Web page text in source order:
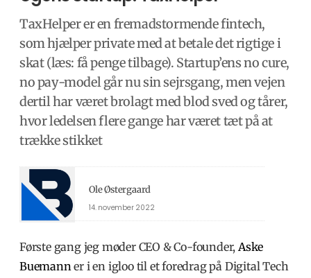
TaxHelper er en fremadstormende fintech,
som hjælper private med at betale det rigtige i
skat (læs: få penge tilbage). Startup’ens no cure,
no pay-model går nu sin sejrsgang, men vejen
dertil har været brolagt med blod sved og tårer,
hvor ledelsen flere gange har været tæt på at
trække stikket
Ole Østergaard
14. november 2022
Første gang jeg møder CEO & Co-founder, Aske
Buemanner i en igloo til et foredrag på Digital Tech